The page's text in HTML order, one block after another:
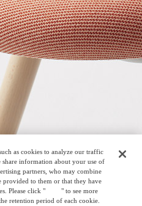
as cookies to analyze our traffic
share information about your use of
partners, who may combine
to them or that they have
Please click "
here" to see more
retention period of each cookie.